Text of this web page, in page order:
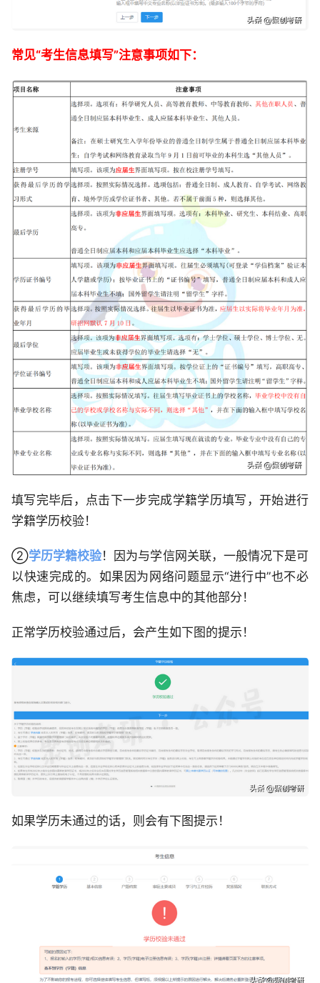
常见“考生信息填写”注意事项如下：
填写完毕后，点击下一步完成学籍学历填写，开始进行
学籍学历校验！
②学历学籍校验！因为与学信网关联，一般情况下是可
以快速完成的。如果因为网络问题显示“进行中”也不必
焦虑，可以继续填写考生信息中的其他部分！
正常学历校验通过后，会产生如下图的提示！
如果学历未通过的话，则会有下图提示！